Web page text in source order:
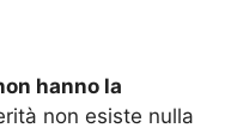
hanno la
non esiste nulla